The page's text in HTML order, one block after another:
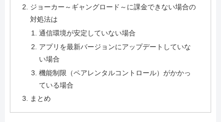
ジョーカー～ギャングロード～に課金できない場合の
対処法は
通信環境が安定していない場合
アプリを最新バージョンにアップデートしていな
い場合
機能制限（ペアレンタルコントロール）がかかっ
ている場合
まとめ